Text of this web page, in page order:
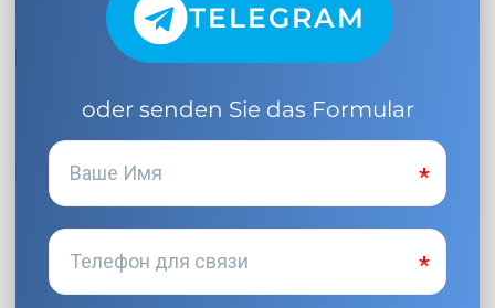
TELEGRAM
oder senden Sie das Formular